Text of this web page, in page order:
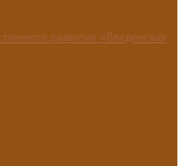
развития «Введенская